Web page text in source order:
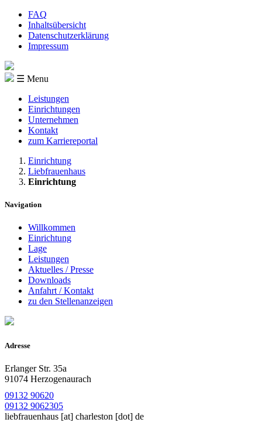
FAQ
Inhaltsübersicht
Datenschutzerklärung
Impressum
☰ Menu
Leistungen
Einrichtungen
Unternehmen
Kontakt
zum Karriereportal
Einrichtung
Liebfrauenhaus
Einrichtung
Navigation
Willkommen
Einrichtung
Lage
Leistungen
Aktuelles / Presse
Downloads
Anfahrt / Kontakt
zu den Stellenanzeigen
Adresse
Erlanger Str. 35a
91074 Herzogenaurach
09132 90620
09132 9062305
liebfrauenhaus [at] charleston [dot] de